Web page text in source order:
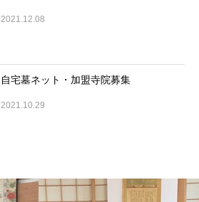
2021.12.08
自宅墓ネット・加盟寺院募集
2021.10.29